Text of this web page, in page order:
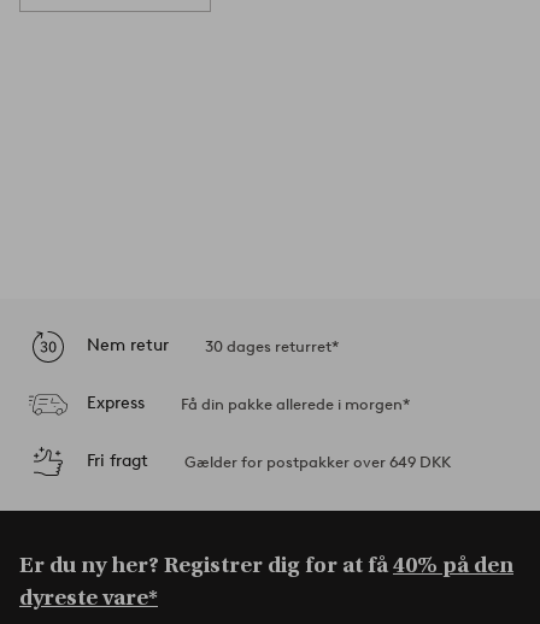
Nem retur 30 dages returret*
Express Få din pakke allerede i morgen*
Fri fragt Gælder for postpakker over 649 DKK
Er du ny her? Registrer dig for at få40% på den
dyreste vare*